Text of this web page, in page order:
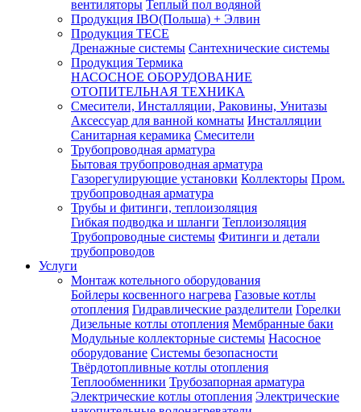
вентиляторы Теплый пол водяной
Продукция IBO(Польша) + Элвин
Продукция TECE
Дренажные системы Сантехнические системы
Продукция Термика
НАСОСНОЕ ОБОРУДОВАНИЕ
ОТОПИТЕЛЬНАЯ ТЕХНИКА
Смесители, Инсталляции, Раковины, Унитазы
Аксессуар для ванной комнаты Инсталляции
Санитарная керамика Смесители
Трубопроводная арматура
Бытовая трубопроводная арматура
Газорегулирующие установки Коллекторы Пром.
трубопроводная арматура
Трубы и фитинги, теплоизоляция
Гибкая подводка и шланги Теплоизоляция
Трубопроводные системы Фитинги и детали
трубопроводов
Услуги
Монтаж котельного оборудования
Бойлеры косвенного нагрева Газовые котлы
отопления Гидравлические разделители Горелки
Дизельные котлы отопления Мембранные баки
Модульные коллекторные системы Насосное
оборудование Системы безопасности
Твёрдотопливные котлы отопления
Теплообменники Трубозапорная арматура
Электрические котлы отопления Электрические